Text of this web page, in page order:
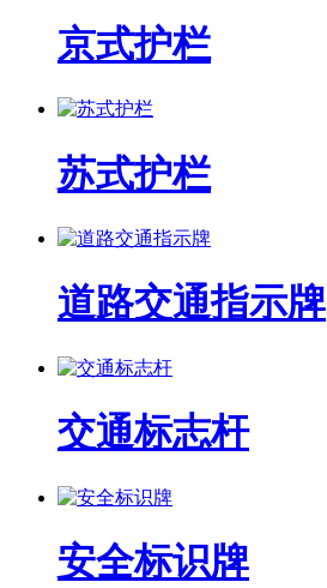
京式护栏
苏式护栏
道路交通指示牌
交通标志杆
安全标识牌